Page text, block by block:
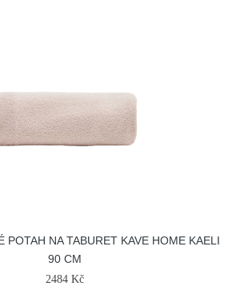
POTAH NA TABURET KAVE HOME KAELI
90 CM
2484 Kč